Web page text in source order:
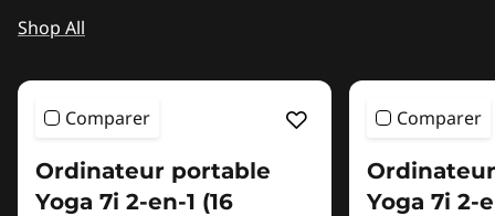
Shop All
Comparer
Ordinateur portable
Yoga 7i 2-en-1 (16
Comparer
Yoga 7i 2-